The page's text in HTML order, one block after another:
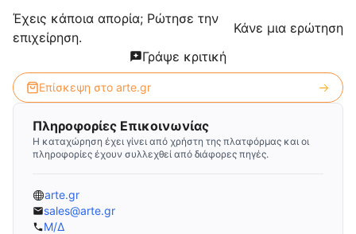
Έχεις κάποια απορία; Ρώτησε την
επιχείρηση.
Κάνε μια ερώτηση
Γράψε κριτική
Επίσκεψη στο arte.gr
Πληροφορίες Επικοινωνίας
Η καταχώρηση έχει γίνει από χρήστη της πλατφόρμας και οι
πληροφορίες έχουν συλλεχθεί από διάφορες πηγές.
arte.gr
sales@arte.gr
Μ/Δ